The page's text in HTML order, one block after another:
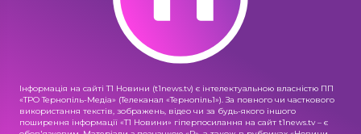
Інформація на сайті Т1 Новини (t1news.tv) є інтелектуальною власністю ПП
«ТРО Тернопіль-Медіа» (Телеканал «Тернопіль1»). За повного чи часткового
використання текстів, зображень, відео чи за будь-якого іншого
поширення інформації «Т1 Новини» гіперпосилання на сайт t1news.tv – є